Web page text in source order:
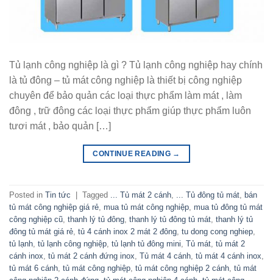
Tủ lạnh công nghiệp là gì ? Tủ lạnh công nghiệp hay chính
là tủ đông – tủ mát công nghiệp là thiết bị công nghiệp
chuyên để bảo quản các loại thực phẩm làm mát , làm
đông , trữ đông các loại thực phẩm giúp thực phẩm luôn
tươi mát , bảo quản […]
CONTINUE READING →
Posted in Tin tức Tagged ... Tủ mát 2 cánh, ... Tủ đông tủ mát, bán
tủ mát công nghiệp giá rẻ, mua tủ mát công nghiệp, mua tủ đông tủ mát
công nghiệp cũ, thanh lý tủ đông, thanh lý tủ đông tủ mát, thanh lý tủ
đông tủ mát giá rẻ, tủ 4 cánh inox 2 mát 2 đông, tu dong cong nghiep,
tủ lạnh, tủ lạnh công nghiệp, tủ lạnh tủ đông mini, Tủ mát, tủ mát 2
cánh inox, tủ mát 2 cánh đứng inox, Tủ mát 4 cánh, tủ mát 4 cánh inox,
tủ mát 6 cánh, tủ mát công nghiệp, tủ mát công nghiệp 2 cánh, tủ mát